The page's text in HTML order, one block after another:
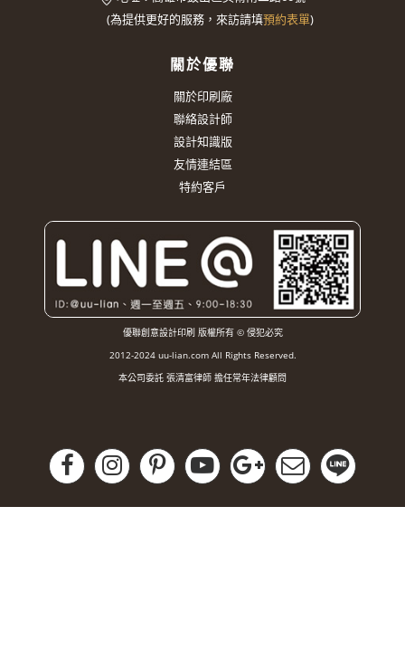
(為提供更好的服務，來訪請填預約表單)
關於優聯
關於印刷廠
聯絡設計師
設計知識版
友情連結區
特約客戶
優聯創意設計印刷 版權所有 © 侵犯必究
2012-2024 uu-lian.com All Rights Reserved.
本公司委託 張清富律師 擔任常年法律顧問